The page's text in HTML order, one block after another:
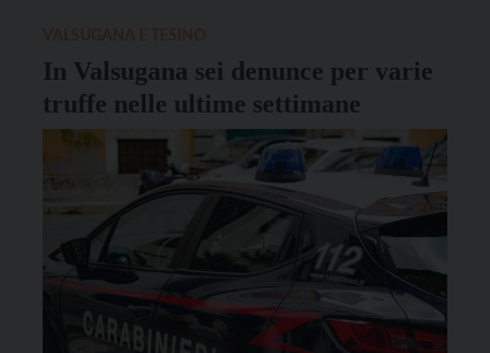
In Valsugana sei denunce per varie
truffe nelle ultime settimane